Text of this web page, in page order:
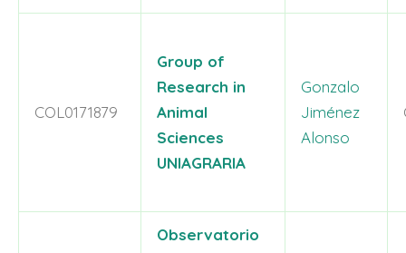
COL0171879
Group of
Research in
Animal
Sciences
UNIAGRARIA
Gonzalo
Jiménez
Alonso
Observatorio